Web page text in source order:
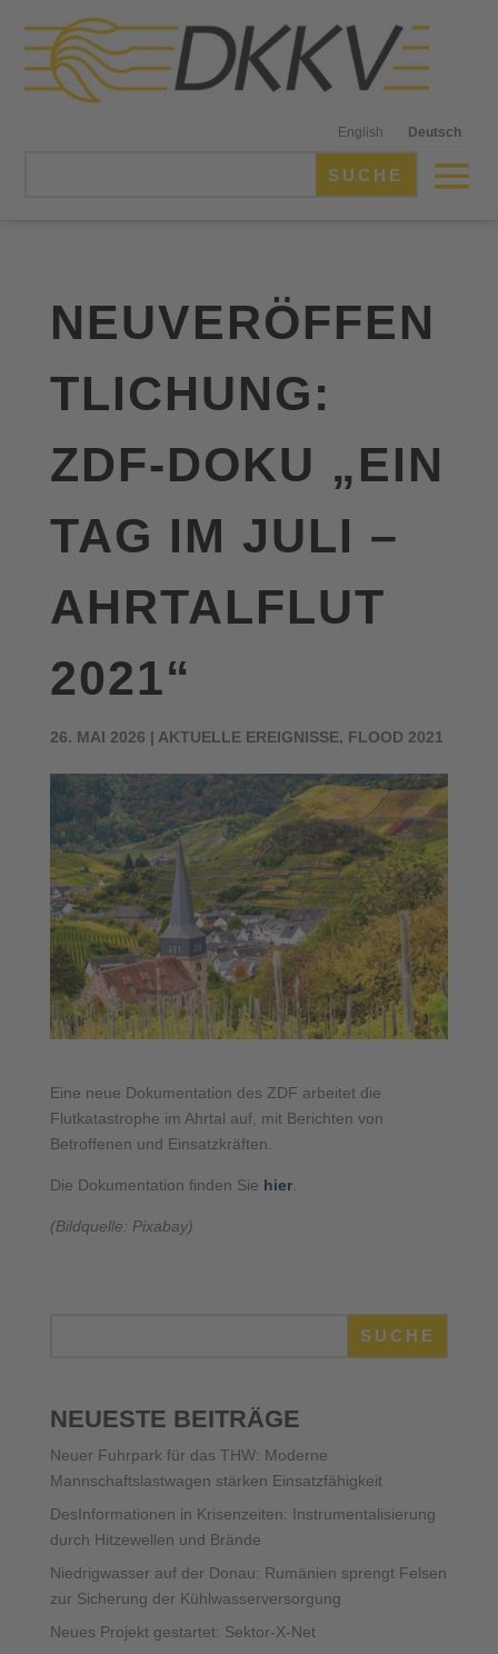
English Deutsch
NEUVERÖFFEN
TLICHUNG:
ZDF-DOKU „EIN
TAG IM JULI –
AHRTALFLUT
2021“
26. MAI 2026 | AKTUELLE EREIGNISSE, FLOOD 2021
Eine neue Dokumentation des ZDF arbeitet die
Flutkatastrophe im Ahrtal auf, mit Berichten von
Betroffenen und Einsatzkräften.
Die Dokumentation finden Sie hier.
(Bildquelle: Pixabay)
SUCHE
NEUESTE BEITRÄGE
Neuer Fuhrpark für das THW: Moderne
Mannschaftslastwagen stärken Einsatzfähigkeit
DesInformationen in Krisenzeiten: Instrumentalisierung
durch Hitzewellen und Brände
Niedrigwasser auf der Donau: Rumänien sprengt Felsen
zur Sicherung der Kühlwasserversorgung
Neues Projekt gestartet: Sektor-X-Net